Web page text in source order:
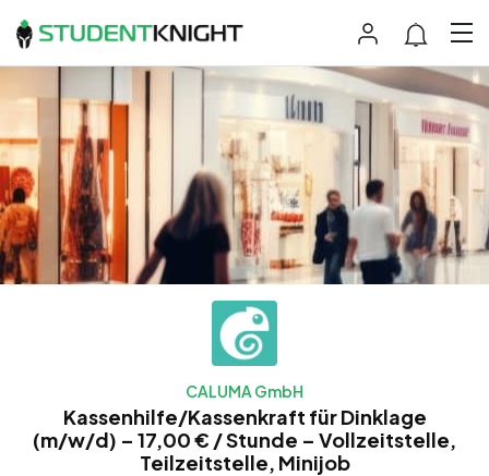
CALUMA GmbH
Kassenhilfe/Kassenkraft für Dinklage
(m/w/d) – 17,00 € / Stunde – Vollzeitstelle,
Teilzeitstelle, Minijob